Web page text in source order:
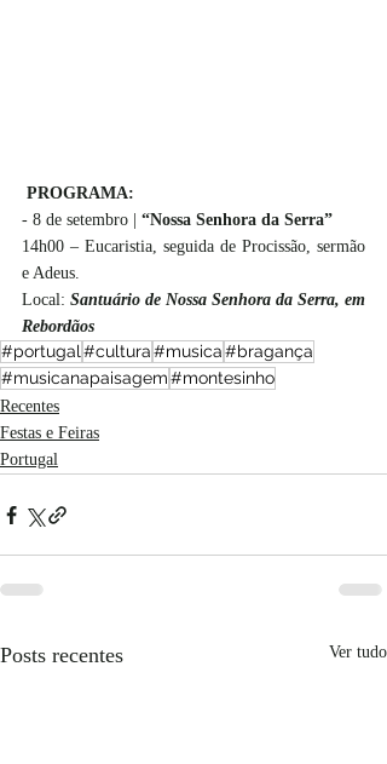
PROGRAMA:
- 8 de setembro | “Nossa Senhora da Serra”
14h00 – Eucaristia, seguida de Procissão, sermão
e Adeus.
Local: Santuário de Nossa Senhora da Serra, em
Rebordãos
#portugal #cultura#musica#bragança
#musicanapaisagem#montesinho
Recentes
Festas e Feiras
Portugal
Posts recentes Ver tudo